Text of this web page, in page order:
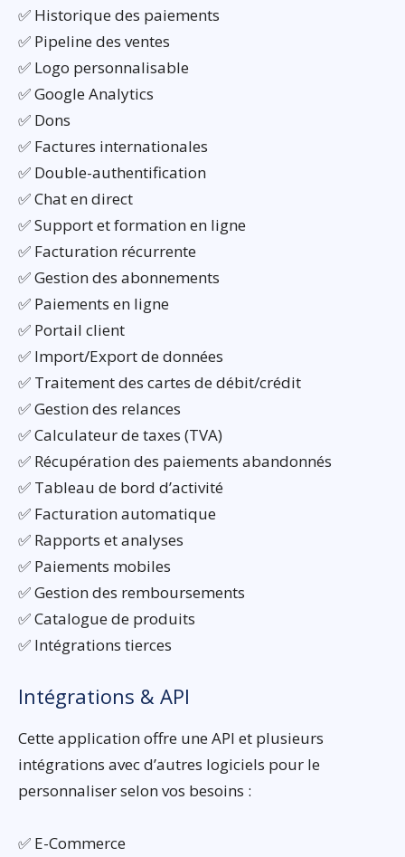
✅ Historique des paiements
✅ Pipeline des ventes
✅ Logo personnalisable
✅ Google Analytics
✅ Dons
✅ Factures internationales
✅ Double-authentification
✅ Chat en direct
✅ Support et formation en ligne
✅ Facturation récurrente
✅ Gestion des abonnements
✅ Paiements en ligne
✅ Portail client
✅ Import/Export de données
✅ Traitement des cartes de débit/crédit
✅ Gestion des relances
✅ Calculateur de taxes (TVA)
✅ Récupération des paiements abandonnés
✅ Tableau de bord d’activité
✅ Facturation automatique
✅ Rapports et analyses
✅ Paiements mobiles
✅ Gestion des remboursements
✅ Catalogue de produits
✅ Intégrations tierces
Intégrations & API
Cette application offre une API et plusieurs
intégrations avec d’autres logiciels pour le
personnaliser selon vos besoins :
✅ E-Commerce